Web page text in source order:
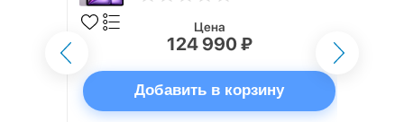
Цена
124 990 ₽
Добавить в корзину